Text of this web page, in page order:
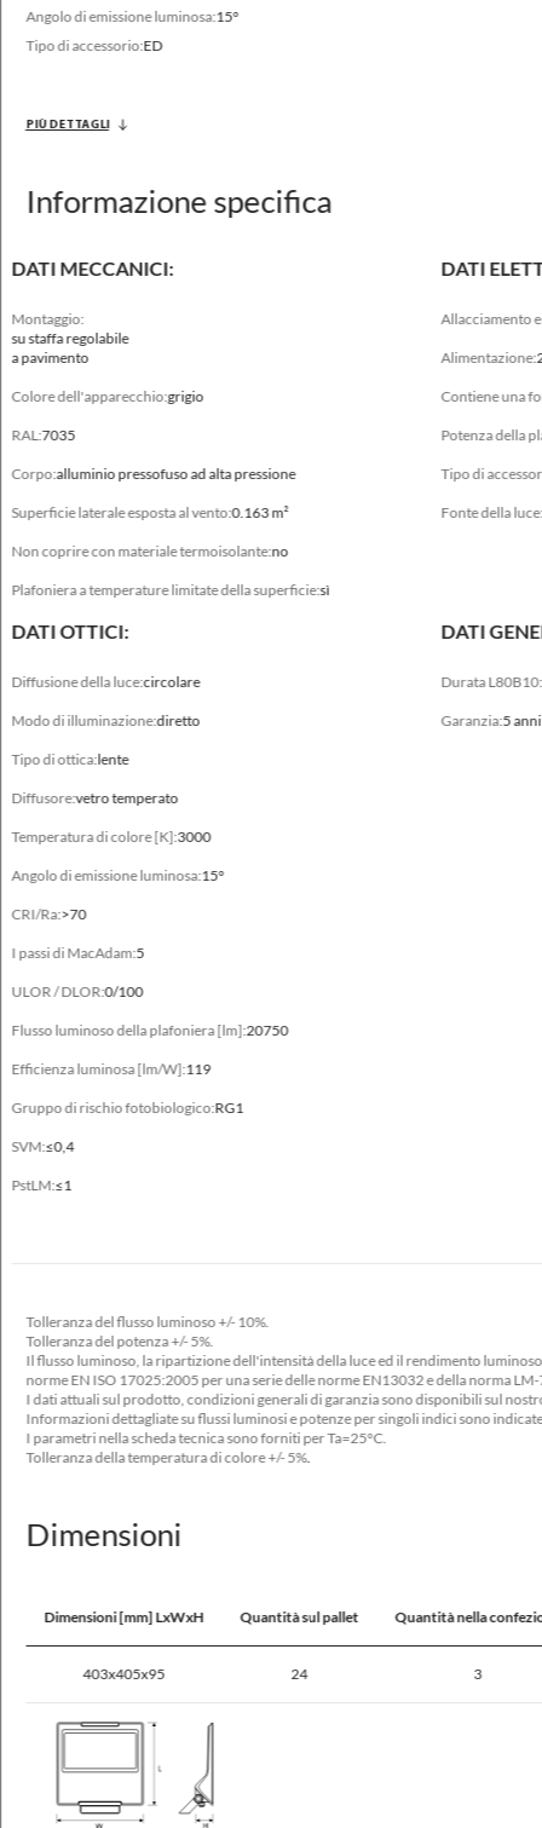
Angolo di emissione luminosa:15°
Tipo di accessorio:ED
PIÙ DETTAGLI
Informazione specifica
DATI MECCANICI:
Montaggio:
su staffa regolabile
a pavimento
Colore dell'apparecchio:grigio
RAL:7035
Corpo:alluminio pressofuso ad alta pressione
Superficie laterale esposta al vento:0.163 m²
Non coprire con materiale termoisolante:no
Plafoniera a temperature limitate della superficie:sì
DATI
Allacciamento
Alimentazione:
Contiene una
Potenza della
Tipo di
Fonte della
DATI OTTICI:
Diffusione della luce:circolare
Modo di illuminazione:diretto
Tipo di ottica:lente
Diffusore:vetro temperato
Temperatura di colore [K]:3000
Angolo di emissione luminosa:15°
CRI/Ra:>70
I passi di MacAdam:5
ULOR / DLOR:0/100
Flusso luminoso della plafoniera [lm]:20750
Efficienza luminosa [lm/W]:119
Gruppo di rischio fotobiologico:RG1
SVM:≤0,4
PstLM:≤1
DATI
Durata L80B10:
Garanzia:5 anni
Tolleranza del flusso luminoso +/- 10%.
Tolleranza del potenza +/- 5%.
Il flusso luminoso, la ripartizione dell'intensità della luce ed il rendimento
norme EN ISO 17025:2005 per una serie delle norme EN13032 e della norma
I dati attuali sul prodotto, condizioni generali di garanzia sono disponibili sul
Informazioni dettagliate su flussi luminosi e potenze per singoli indici sono
I parametri nella scheda tecnica sono forniti per Ta=25°C.
Tolleranza della temperatura di colore +/- 5%.
Dimensioni
Dimensioni [mm] LxWxH Quantità sul pallet Quantità nella
403x405x95 24 3
su staffa regolabile, a pavimento
grigio
-40 ... +35 (-40 ... +45)*, -40 ... +45 (-40 ... +55)*
7035
Corpo
alluminio pressofuso ad alta pressione
Superficie laterale esposta al vento
Tipo
Dati elettrici
Alimentazione
220-240V 50/60Hz
Contiene una fonte di luce
500, 700
Tipo di accessorio
DALI, ED, ZHAGA D4i
Fonte della luce
Numero massimo di apparecchi nel circuito con un fusibile da 10A (B)
Numero massimo di apparecchi nel circuito con un fusibile da 25A (B)
16 - 19